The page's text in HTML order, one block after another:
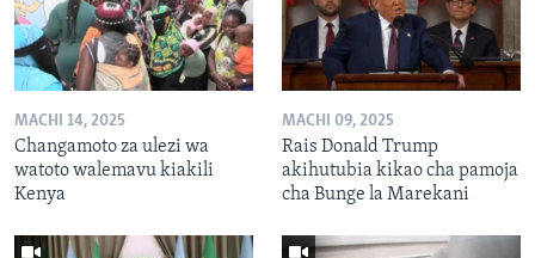
MACHI 14, 2025
Changamoto za ulezi wa
watoto walemavu kiakili
Kenya
MACHI 09, 2025
Rais Donald Trump
akihutubia kikao cha pamoja
cha Bunge la Marekani